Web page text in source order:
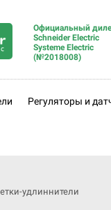
Официальный
Schneider Electric
Systeme Electric
(№2018008)
Регуляторы и
удлиннители